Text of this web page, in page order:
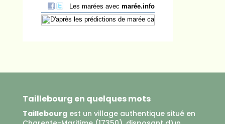
Taillebourg en quelques mots
Taillebourgest un village authentique situé en